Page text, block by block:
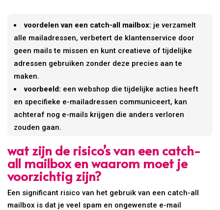
voordelen van een catch-all mailbox: je verzamelt
alle mailadressen, verbetert de klantenservice door
geen mails te missen en kunt creatieve of tijdelijke
adressen gebruiken zonder deze precies aan te
maken.
voorbeeld: een webshop die tijdelijke acties heeft
en specifieke e-mailadressen communiceert, kan
achteraf nog e-mails krijgen die anders verloren
zouden gaan.
wat zijn de risico’s van een catch-
all mailbox en waarom moet je
voorzichtig zijn?
Een significant risico van het gebruik van een catch-all
mailbox is dat je veel spam en ongewenste e-mail